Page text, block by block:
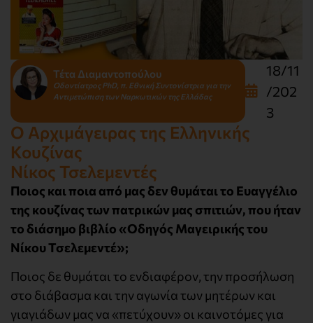
Τέτα Διαμαντοπούλου
Οδοντίατρος PhD, π. Εθνική Συντονίστρια για την
Αντιμετώπιση των Ναρκωτικών της Ελλάδας
18/11
/202
3
Ο Αρχιμάγειρας της Ελληνικής
Κουζίνας
Νίκος Τσελεμεντές
Ποιος και ποια από μας δεν θυμάται το Ευαγγέλιο
της κουζίνας των πατρικών μας σπιτιών, που ήταν
το διάσημο βιβλίο «Οδηγός Μαγειρικής του
Νίκου Τσελεμεντέ»;
Ποιος δε θυμάται το ενδιαφέρον, την προσήλωση
στο διάβασμα και την αγωνία των μητέρων και
γιαγιάδων μας να «πετύχουν» οι καινοτόμες για